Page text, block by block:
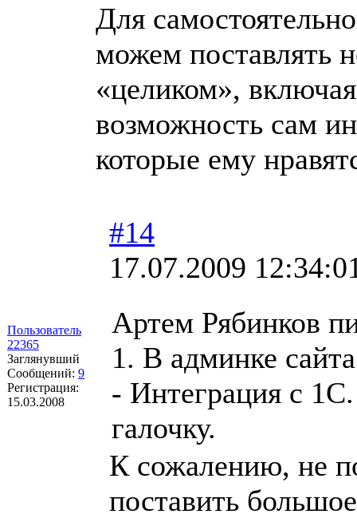
Для
можем поставлять
«целиком»,
возможность сам
которые ему
Пользователь
22365
Заглянувший
Сообщений: 9
Регистрация:
15.03.2008
#14
17.07.2009
Артем Рябинков
1. В админке
- Интеграция с
галочку.
К сожалению, не
поставить